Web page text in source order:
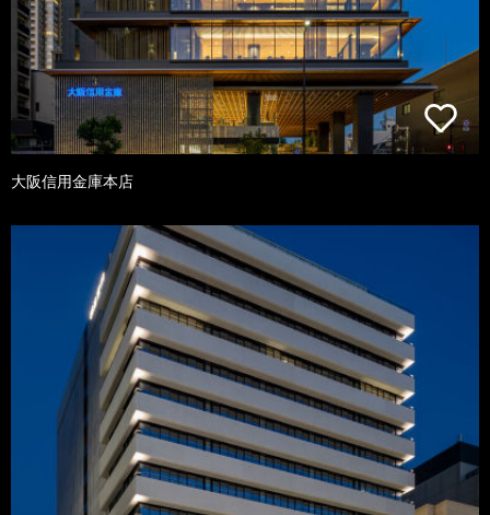
大阪信用金庫本店